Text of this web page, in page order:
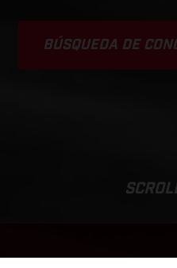
BÚSQUEDA DE